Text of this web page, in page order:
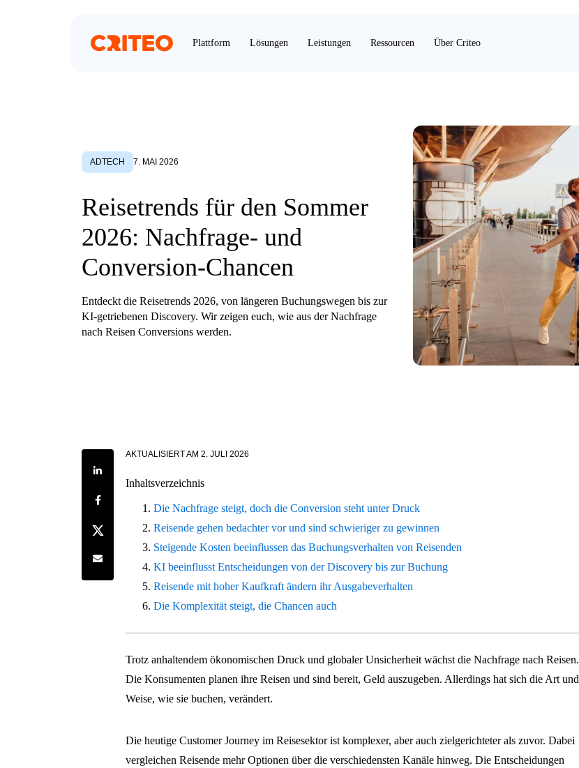
Plattform Lösungen Leistungen Ressourcen Über Criteo
ADTECH 7. MAI 2026
Reisetrends für den Sommer
2026: Nachfrage- und
Conversion-Chancen
Entdeckt die Reisetrends 2026, von längeren Buchungswegen bis zur
KI-getriebenen Discovery. Wir zeigen euch, wie aus der Nachfrage
nach Reisen Conversions werden.
Share on LinkedIn
Share on Facebook
Share on Twitter
Share by e-mail
AKTUALISIERT AM 2. JULI 2026
Inhaltsverzeichnis
Die Nachfrage steigt, doch die Conversion steht unter Druck
Reisende gehen bedachter vor und sind schwieriger zu gewinnen
Steigende Kosten beeinflussen das Buchungsverhalten von Reisenden
KI beeinflusst Entscheidungen von der Discovery bis zur Buchung
Reisende mit hoher Kaufkraft ändern ihr Ausgabeverhalten
Die Komplexität steigt, die Chancen auch
Trotz anhaltendem ökonomischen Druck und globaler Unsicherheit wächst die Nachfrage nach Reisen.
Die Konsumenten planen ihre Reisen und sind bereit, Geld auszugeben. Allerdings hat sich die Art und
Weise, wie sie buchen, verändert.
Die heutige Customer Journey im Reisesektor ist komplexer, aber auch zielgerichteter als zuvor. Dabei
vergleichen Reisende mehr Optionen über die verschiedensten Kanäle hinweg. Die Entscheidungen